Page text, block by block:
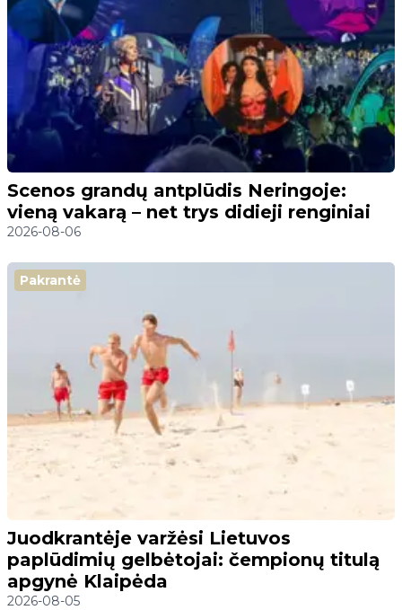
Scenos grandų antplūdis Neringoje:
vieną vakarą – net trys didieji renginiai
2026-08-06
Pakrantė
Juodkrantėje varžėsi Lietuvos
paplūdimių gelbėtojai: čempionų titulą
apgynė Klaipėda
2026-08-05